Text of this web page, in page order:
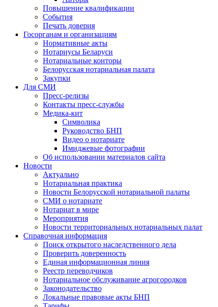
Повышение квалификации
События
Печать доверия
Госорганам и организациям
Нормативные акты
Нотариусы Беларуси
Нотариальные конторы
Белорусская нотариальная палата
Закупки
Для СМИ
Пресс-релизы
Контакты пресс-службы
Медика-кит
Символика
Руководство БНП
Видео о нотариате
Имиджевые фотографии
Об использовании материалов сайта
Новости
Актуально
Нотариальная практика
Новости Белорусской нотариальной палаты
СМИ о нотариате
Нотариат в мире
Мероприятия
Новости территориальных нотариальных палат
Справочная информация
Поиск открытого наследственного дела
Проверить доверенность
Единая информационная линия
Реестр переводчиков
Нотариальное обслуживание агрогородков
Законодательство
Локальные правовые акты БНП